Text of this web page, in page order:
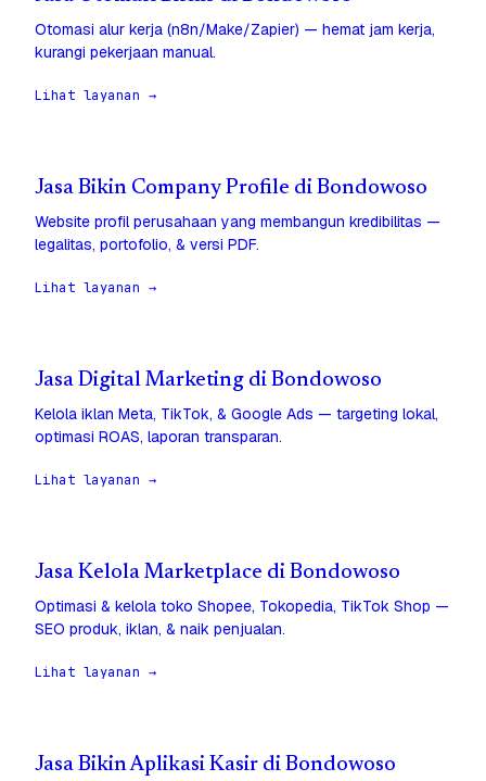
Otomasi alur kerja (n8n/Make/Zapier) — hemat jam kerja,
kurangi pekerjaan manual.
Lihat layanan →
Jasa Bikin Company Profile di Bondowoso
Website profil perusahaan yang membangun kredibilitas —
legalitas, portofolio, & versi PDF.
Lihat layanan →
Jasa Digital Marketing di Bondowoso
Kelola iklan Meta, TikTok, & Google Ads — targeting lokal,
optimasi ROAS, laporan transparan.
Lihat layanan →
Jasa Kelola Marketplace di Bondowoso
Optimasi & kelola toko Shopee, Tokopedia, TikTok Shop —
SEO produk, iklan, & naik penjualan.
Lihat layanan →
Jasa Bikin Aplikasi Kasir di Bondowoso